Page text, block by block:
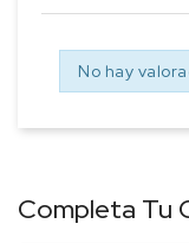
No hay
Completa Tu